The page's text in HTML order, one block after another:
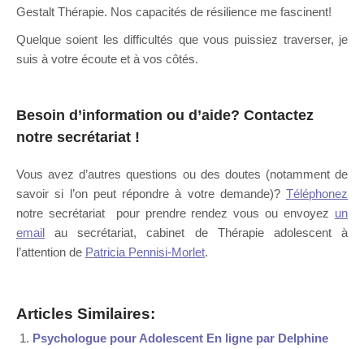
Gestalt Thérapie. Nos capacités de résilience me fascinent!
Quelque soient les difficultés que vous puissiez traverser, je
suis à votre écoute et à vos côtés.
Besoin d’information ou d’aide? Contactez
notre secrétariat !
Vous avez d’autres questions ou des doutes (notamment de
savoir si l’on peut répondre à votre demande)? Téléphonez
notre secrétariat pour prendre rendez vous ou envoyez un
email au secrétariat, cabinet de Thérapie adolescent à
l’attention de Patricia Pennisi-Morlet.
Articles Similaires:
Psychologue pour Adolescent En ligne par Delphine